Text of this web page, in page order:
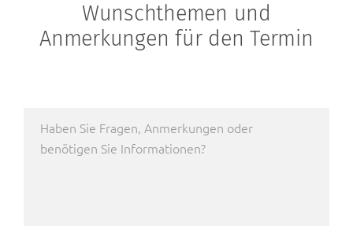
Wunschthemen und
Anmerkungen für den Termin